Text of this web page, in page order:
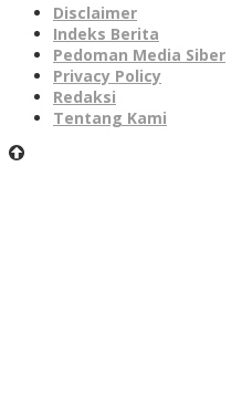
Disclaimer
Indeks Berita
Pedoman Media Siber
Privacy Policy
Redaksi
Tentang Kami